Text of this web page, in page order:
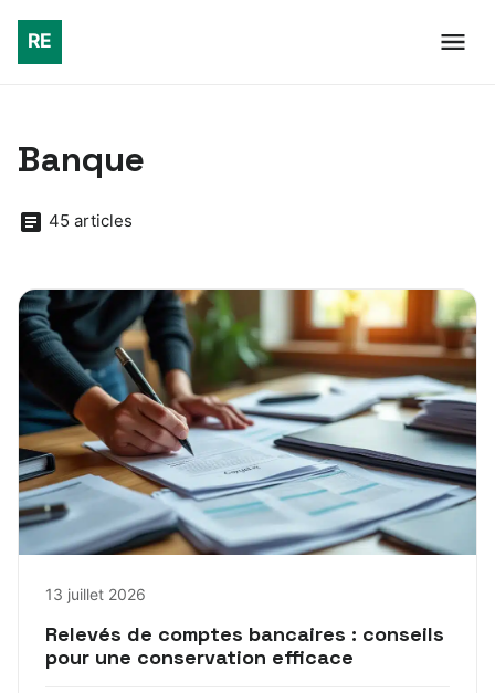
Banque
45 articles
13 juillet 2026
Relevés de comptes bancaires : conseils
pour une conservation efficace